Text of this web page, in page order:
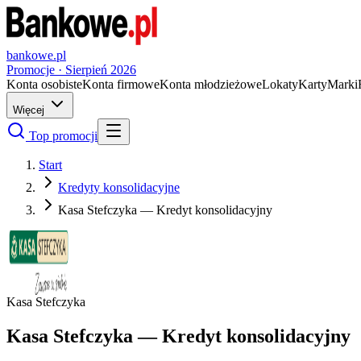
bankowe.pl
Promocje · Sierpień 2026
Konta osobisteKonta firmoweKonta młodzieżoweLokatyKartyMarki
Więcej
Top promocji
Start
Kredyty konsolidacyjne
Kasa Stefczyka — Kredyt konsolidacyjny
Kasa Stefczyka
Kasa Stefczyka — Kredyt konsolidacyjny